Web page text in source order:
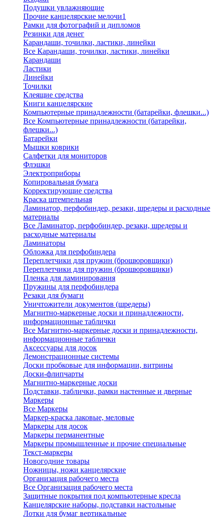
Подушки увлажняющие
Прочие канцелярские мелочи1
Рамки для фотографий и дипломов
Резинки для денег
Карандаши, точилки, ластики, линейки
Все Карандаши, точилки, ластики, линейки
Карандаши
Ластики
Линейки
Точилки
Клеящие средства
Книги канцелярские
Компьютерные принадлежности (батарейки, флешки...)
Все Компьютерные принадлежности (батарейки,
флешки...)
Батарейки
Мышки коврики
Салфетки для мониторов
Флэшки
Электроприборы
Копировальная бумага
Корректирующие средства
Краска штемпельная
Ламинатор, перфобиндер, резаки, шредеры и расходные
материалы
Все Ламинатор, перфобиндер, резаки, шредеры и
расходные материалы
Ламинаторы
Обложка для перфобиндера
Переплетчики для пружин (брошюровщики)
Переплетчики для пружин (брошюровщики)
Пленка для ламинирования
Пружины для перфобиндера
Резаки для бумаги
Уничтожители документов (шредеры)
Магнитно-маркерные доски и принадлежности,
информационные таблички
Все Магнитно-маркерные доски и принадлежности,
информационные таблички
Аксессуары для досок
Демонстрационные системы
Доски пробковые для информации, витрины
Доски-флипчарты
Магнитно-маркерные доски
Подставки, таблички, рамки настенные и дверные
Маркеры
Все Маркеры
Маркер-краска лаковые, меловые
Маркеры для досок
Маркеры перманентные
Маркеры промышленные и прочие специальные
Текст-маркеры
Новогодние товары
Ножницы, ножи канцелярские
Организация рабочего места
Все Организация рабочего места
Защитные покрытия под компьютерные кресла
Канцелярские наборы, подставки настольные
Лотки для бумаг вертикальные